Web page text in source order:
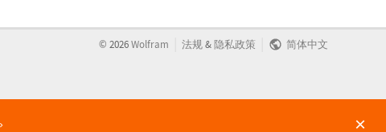
© 2026Wolfram 法规&隐私政策 简体中文
×